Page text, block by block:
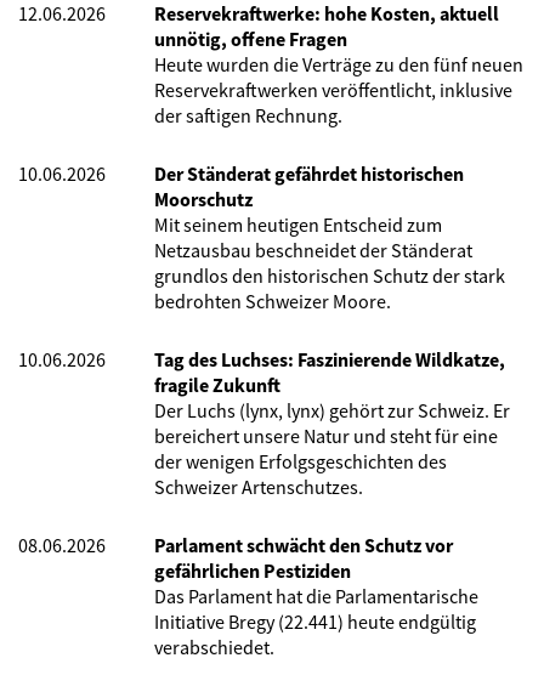
12.06.2026
Reservekraftwerke: hohe Kosten, aktuell
unnötig, offene Fragen
Heute wurden die Verträge zu den fünf neuen
Reservekraftwerken veröffentlicht, inklusive
der saftigen Rechnung.
10.06.2026
Der Ständerat gefährdet historischen
Moorschutz
Mit seinem heutigen Entscheid zum
Netzausbau beschneidet der Ständerat
grundlos den historischen Schutz der stark
bedrohten Schweizer Moore.
10.06.2026
Tag des Luchses: Faszinierende Wildkatze,
fragile Zukunft
Der Luchs (lynx, lynx) gehört zur Schweiz. Er
bereichert unsere Natur und steht für eine
der wenigen Erfolgsgeschichten des
Schweizer Artenschutzes.
08.06.2026
Parlament schwächt den Schutz vor
gefährlichen Pestiziden
Das Parlament hat die Parlamentarische
Initiative Bregy (22.441) heute endgültig
verabschiedet.